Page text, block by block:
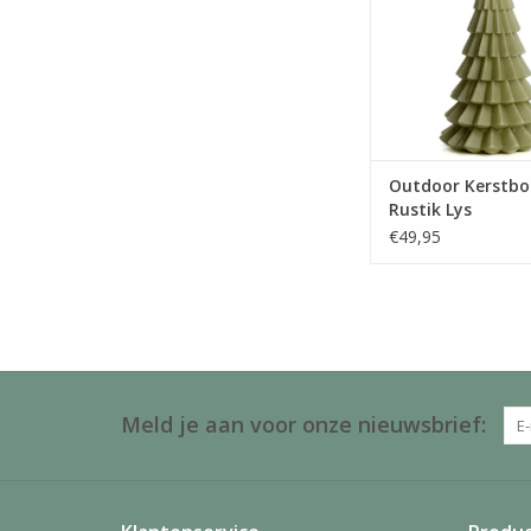
TOEVOEGEN AAN
Outdoor
Rustik Lys
€49,95
Meld je aan voor onze nieuwsbrief: